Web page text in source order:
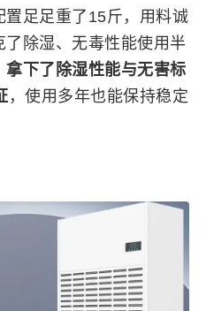
置足足重了15斤，用料诚
除湿、无毒性能使用半
拿下了除湿性能与无害标
，使用多年也能保持稳定